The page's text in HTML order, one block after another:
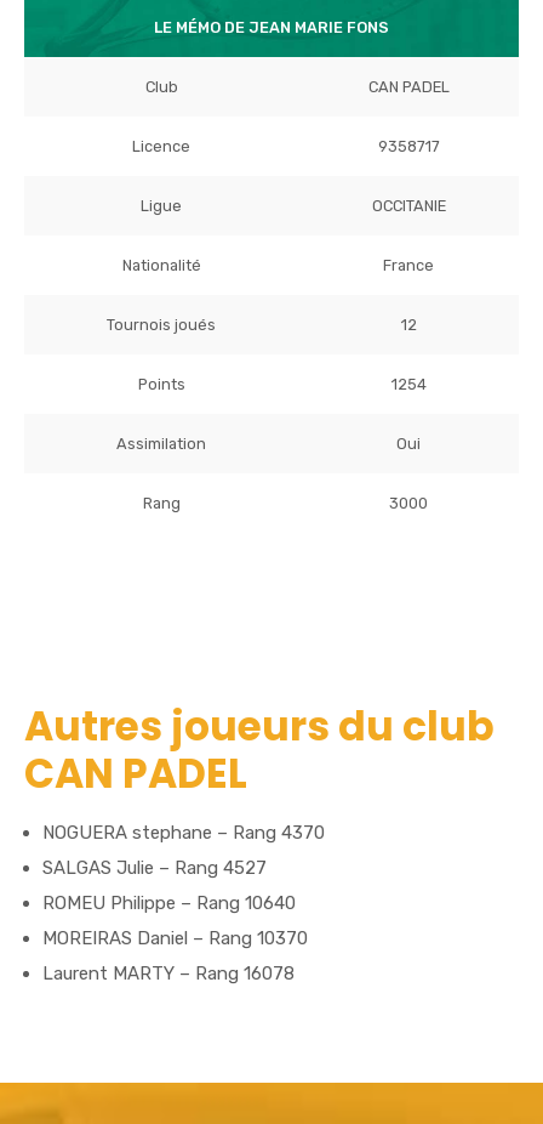
LE MÉMO DE JEAN MARIE FONS
Club CAN PADEL
Licence 9358717
Ligue OCCITANIE
Nationalité France
Tournois joués 12
Points 1254
Assimilation Oui
Rang 3000
Autres joueurs du club
CAN PADEL
NOGUERA stephane – Rang 4370
SALGAS Julie – Rang 4527
ROMEU Philippe – Rang 10640
MOREIRAS Daniel – Rang 10370
Laurent MARTY – Rang 16078